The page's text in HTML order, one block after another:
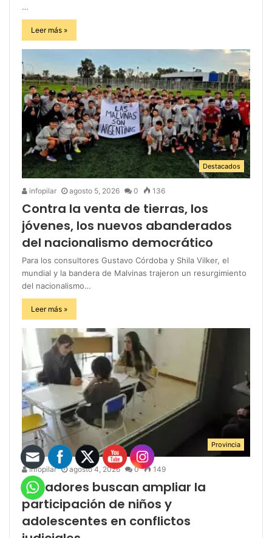
…
Leer más »
Destacados
infopilar agosto 5, 2026 0 136
Contra la venta de tierras, los
jóvenes, los nuevos abanderados
del nacionalismo democrático
Para los consultores Gustavo Córdoba y Shila Vilker, el
mundial y la bandera de Malvinas trajeron un resurgimiento
del nacionalismo…
Leer más »
Provincia
infopilar agosto 4, 2026 0 149
Senadores buscan ampliar la
participación de niños y
adolescentes en conflictos